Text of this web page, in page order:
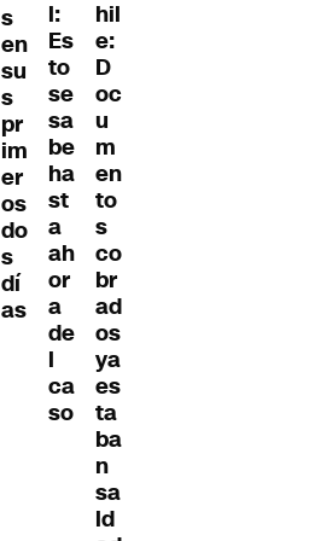
s
en
su
s
pr
im
er
os
do
s
dí
as
l:
Es
to
se
sa
be
ha
st
a
ah
or
a
de
l
ca
so
hil
e:
D
oc
u
m
en
to
s
co
br
ad
os
ya
es
ta
ba
n
sa
ld